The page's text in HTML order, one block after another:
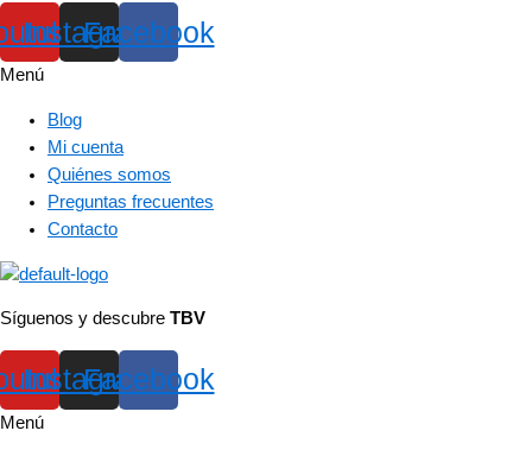
Instagram
Facebook
Menú
Blog
Mi cuenta
Quiénes somos
Preguntas frecuentes
Contacto
Síguenos y descubre TBV
Instagram
Facebook
Menú